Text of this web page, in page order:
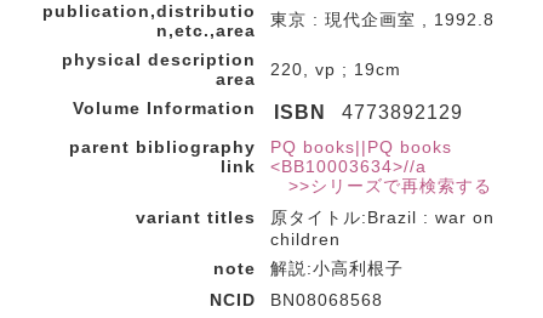
publication,distributio
n,etc.,area
東京 : 現代企画室 , 1992.8
physical description
area
220, vp ; 19cm
Volume Information
ISBN 4773892129
parent bibliography
link
PQ books||PQ books
<BB10003634>//a
>>シリーズで再検索する
variant titles
原タイトル:Brazil : war on
children
note
解説:小高利根子
NCID
BN08068568